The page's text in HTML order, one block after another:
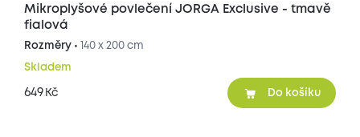
Mikroplyšové povlečení JORGA Exclusive - tmavě
fialová
Rozměry • 140 x 200 cm
Skladem
649 Kč Do košíku